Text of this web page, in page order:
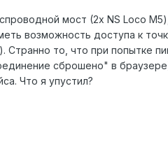
мост (2х NS Loco M5),
возможность доступа к
то, что при попытке
сброшено" в
Что я упустил?